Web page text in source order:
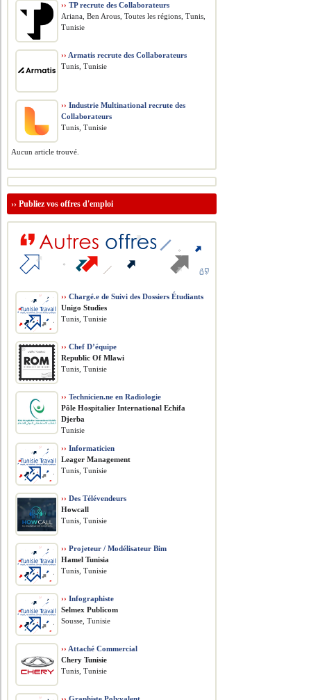
›› TP recrute des Collaborateurs
Ariana, Ben Arous, Toutes les régions, Tunis,
Tunisie
›› Armatis recrute des Collaborateurs
Tunis, Tunisie
›› Industrie Multinational recrute des
Collaborateurs
Tunis, Tunisie
Aucun article trouvé.
››Publiez vos offres d'emploi
›› Chargé.e de Suivi des Dossiers Étudiants
Unigo Studies
Tunis, Tunisie
›› Chef D’équipe
Republic Of Mlawi
Tunis, Tunisie
›› Technicien.ne en Radiologie
Pôle Hospitalier International Echifa
Djerba
Tunisie
›› Informaticien
Leager Management
Tunis, Tunisie
›› Des Télévendeurs
Howcall
Tunis, Tunisie
›› Projeteur / Modélisateur Bim
Hamel Tunisia
Tunis, Tunisie
›› Infographiste
Selmex Publicom
Sousse, Tunisie
›› Attaché Commercial
Chery Tunisie
Tunis, Tunisie